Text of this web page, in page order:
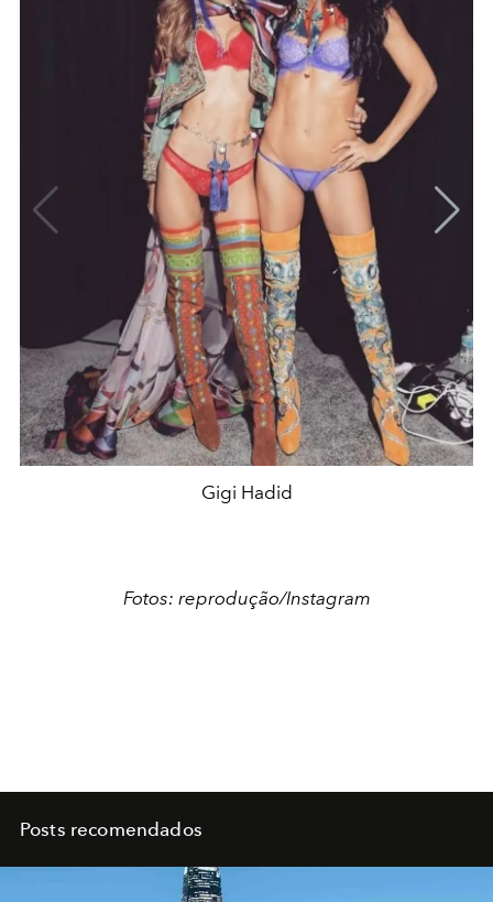
Gigi Hadid
Fotos: reprodução/Instagram
Posts recomendados